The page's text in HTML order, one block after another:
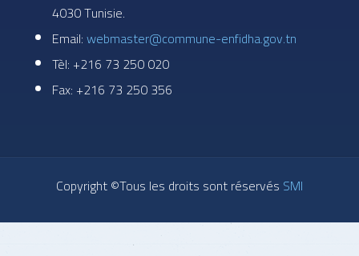
4030 Tunisie.
Email:webmaster@commune-enfidha.gov.tn
Tèl: +216 73 250 020
Fax: +216 73 250 356
Copyright ©Tous les droits sont réservés SMI